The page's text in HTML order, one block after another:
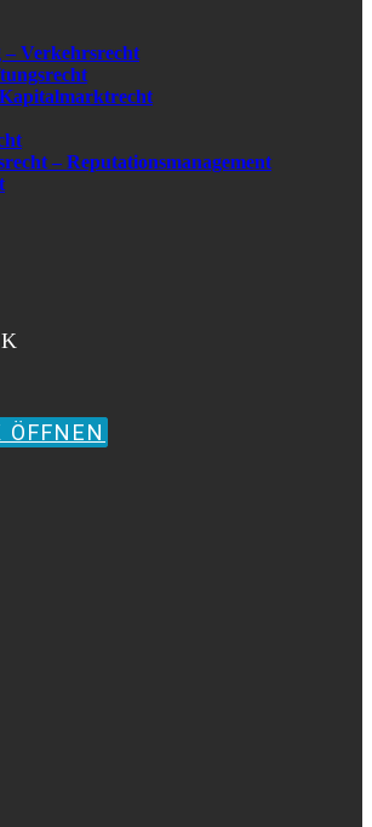
Verkehrsrecht
– Reputationsmanagement